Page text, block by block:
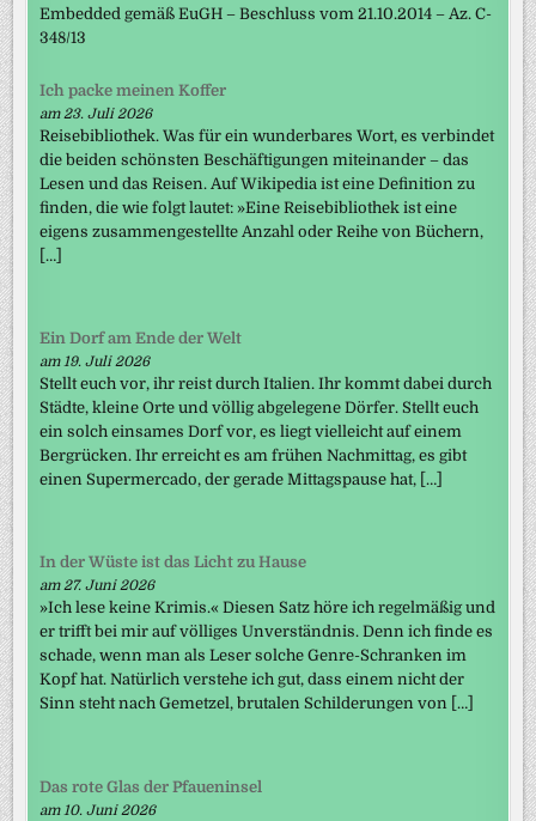
Embedded gemäß EuGH – Beschluss vom 21.10.2014 – Az. C-
348/13
Ich packe meinen Koffer
am 23. Juli 2026
Reisebibliothek. Was für ein wunderbares Wort, es verbindet
die beiden schönsten Beschäftigungen miteinander – das
Lesen und das Reisen. Auf Wikipedia ist eine Definition zu
finden, die wie folgt lautet: »Eine Reisebibliothek ist eine
eigens zusammengestellte Anzahl oder Reihe von Büchern,
[…]
Ein Dorf am Ende der Welt
am 19. Juli 2026
Stellt euch vor, ihr reist durch Italien. Ihr kommt dabei durch
Städte, kleine Orte und völlig abgelegene Dörfer. Stellt euch
ein solch einsames Dorf vor, es liegt vielleicht auf einem
Bergrücken. Ihr erreicht es am frühen Nachmittag, es gibt
einen Supermercado, der gerade Mittagspause hat, […]
In der Wüste ist das Licht zu Hause
am 27. Juni 2026
»Ich lese keine Krimis.« Diesen Satz höre ich regelmäßig und
er trifft bei mir auf völliges Unverständnis. Denn ich finde es
schade, wenn man als Leser solche Genre-Schranken im
Kopf hat. Natürlich verstehe ich gut, dass einem nicht der
Sinn steht nach Gemetzel, brutalen Schilderungen von […]
Das rote Glas der Pfaueninsel
am 10. Juni 2026